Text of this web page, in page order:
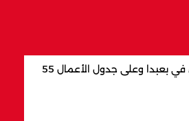
جلسة لمجلس الوزراء في بعبدا وعلى جدول الأعمال 55